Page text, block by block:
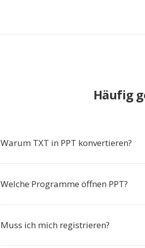
Häufig
Warum TXT in PPT konvertieren?
Welche Programme öffnen PPT?
Muss ich mich registrieren?